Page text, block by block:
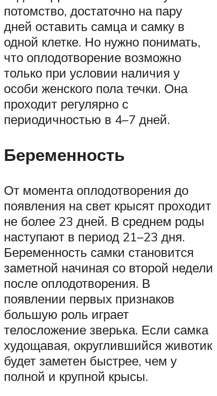
потомство, достаточно на пару
дней оставить самца и самку в
одной клетке. Но нужно понимать,
что оплодотворение возможно
только при условии наличия у
особи женского пола течки. Она
проходит регулярно с
периодичностью в 4–7 дней.
Беременность
От момента оплодотворения до
появления на свет крысят проходит
не более 23 дней. В среднем роды
наступают в период 21–23 дня.
Беременность самки становится
заметной начиная со второй недели
после оплодотворения. В
появлении первых признаков
большую роль играет
телосложение зверька. Если самка
худощавая, округлившийся животик
будет заметен быстрее, чем у
полной и крупной крысы.